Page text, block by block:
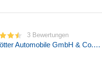
3 Bewertungen
Wittkötter Automobile GmbH & Co. KG Autohaus